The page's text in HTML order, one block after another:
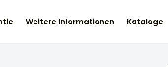
Weitere Informationen Kataloge